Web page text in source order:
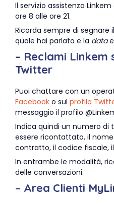
Il servizio assistenza
ore 8 alle ore 21.
Ricorda sempre di segnare il
quale hai parlato e la datae
– Reclami Linkem
Twitter
Puoi chattare con un
Facebook o sul profilo
messaggio il profilo
Indica quindi un numero di
essere ricontattato, il
contratto, il codice fiscale,
In entrambe le modalità,
delle conversazioni.
– Area Clienti